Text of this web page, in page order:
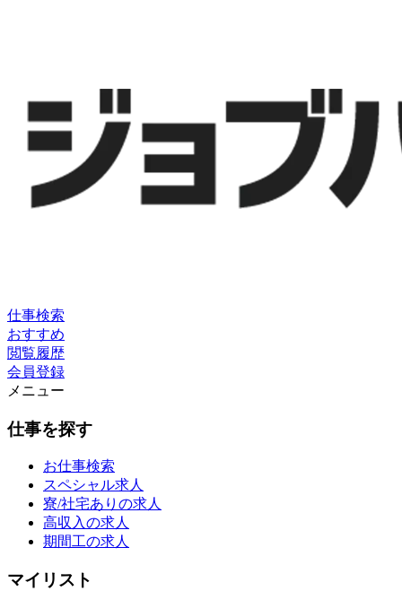
仕事検索
おすすめ
閲覧履歴
会員登録
メニュー
仕事を探す
お仕事検索
スペシャル求人
寮/社宅ありの求人
高収入の求人
期間工の求人
マイリスト